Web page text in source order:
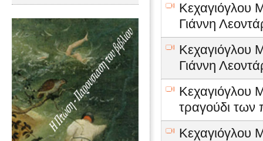
Κεχαγιόγλου
Γιάννη
Κεχαγιόγλου
Γιάννη
Κεχαγιόγλου
τραγούδι των
Κεχαγιόγλου